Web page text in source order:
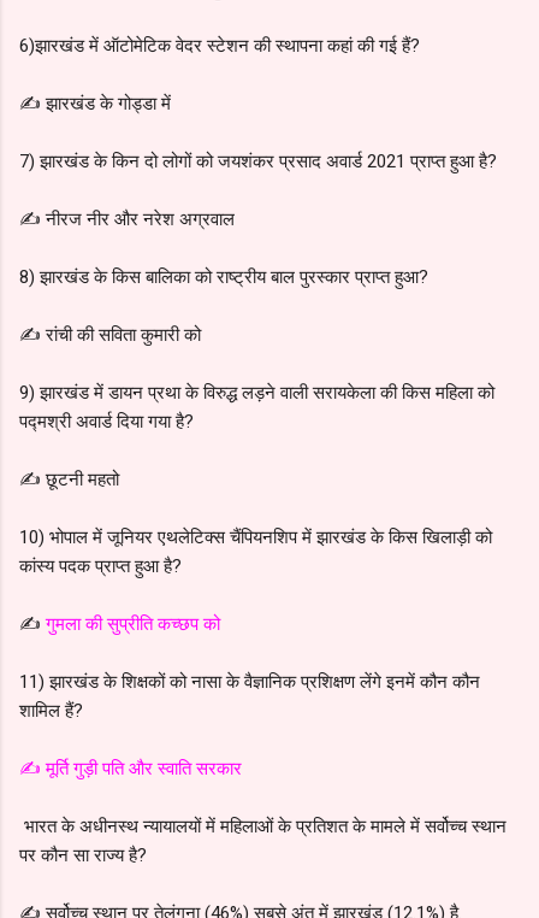
6)झारखंड में ऑटोमेटिक वेदर स्टेशन की स्थापना कहां की गई हैं?
✍️ झारखंड के गोड्डा में
7) झारखंड के किन दो लोगों को जयशंकर प्रसाद अवार्ड 2021 प्राप्त हुआ है?
✍️ नीरज नीर और नरेश अग्रवाल
8) झारखंड के किस बालिका को राष्ट्रीय बाल पुरस्कार प्राप्त हुआ?
✍️ रांची की सविता कुमारी को
9) झारखंड में डायन प्रथा के विरुद्ध लड़ने वाली सरायकेला की किस महिला को
पद्मश्री अवार्ड दिया गया है?
✍️ छूटनी महतो
10) भोपाल में जूनियर एथलेटिक्स चैंपियनशिप में झारखंड के किस खिलाड़ी को
कांस्य पदक प्राप्त हुआ है?
✍️गुमला की सुप्रीति कच्छप को
11) झारखंड के शिक्षकों को नासा के वैज्ञानिक प्रशिक्षण लेंगे इनमें कौन कौन
शामिल हैं?
✍️ मूर्ति गुड़ी पति और स्वाति सरकार
भारत के अधीनस्थ न्यायालयों में महिलाओं के प्रतिशत के मामले में सर्वोच्च स्थान
पर कौन सा राज्य है?
✍️ सर्वोच्च स्थान पर तेलंगना (46%) सबसे अंत में झारखंड (12.1%) है.